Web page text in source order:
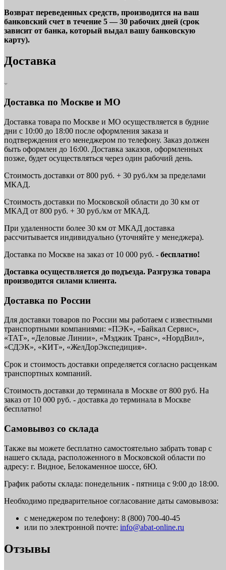
Возврат переведенных средств, производится на ваш
банковский счет в течение 5 — 30 рабочих дней (срок
зависит от банка, который выдал вашу банковскую
карту).
Доставка
Доставка по Москве и МО
Доставка товара по Москве и МО осуществляется в будние
дни с 10:00 до 18:00 после оформления заказа и
подтверждения его менеджером по телефону. Заказ должен
быть оформлен до 16:00. Доставка заказов, оформленных
позже, будет осуществляться через один рабочий день.
Стоимость доставки от 800 руб. + 30 руб./км за пределами
МКАД.
Стоимость доставки по Московской области до 30 км от
МКАД от 800 руб. + 30 руб./км от МКАД.
При удаленности более 30 км от МКАД доставка
рассчитывается индивидуально (уточняйте у менеджера).
Доставка по Москве на заказ от 10 000 руб. - бесплатно!
Доставка осуществляется до подъезда. Разгрузка товара
производится силами клиента.
Доставка по России
Для доставки товаров по России мы работаем с известными
транспортными компаниями: «ПЭК», «Байкал Сервис»,
«ТАТ», «Деловые Линии», «Мэджик Транс», «НордВил»,
«СДЭК», «КИТ», «ЖелДорЭкспедиция».
Срок и стоимость доставки определяется согласно расценкам
транспортных компаний.
Стоимость доставки до терминала в Москве от 800 руб. На
заказ от 10 000 руб. - доставка до терминала в Москве
бесплатно!
Самовывоз со склада
Также вы можете бесплатно самостоятельно забрать товар с
нашего склада, расположенного в Московской области по
адресу: г. Видное, Белокаменное шоссе, 6Ю.
График работы склада: понедельник - пятница с 9:00 до 18:00.
Необходимо предварительное согласование даты самовывоза:
с менеджером по телефону: 8 (800) 700-40-45
или по электронной почте: info@abat-online.ru
Отзывы